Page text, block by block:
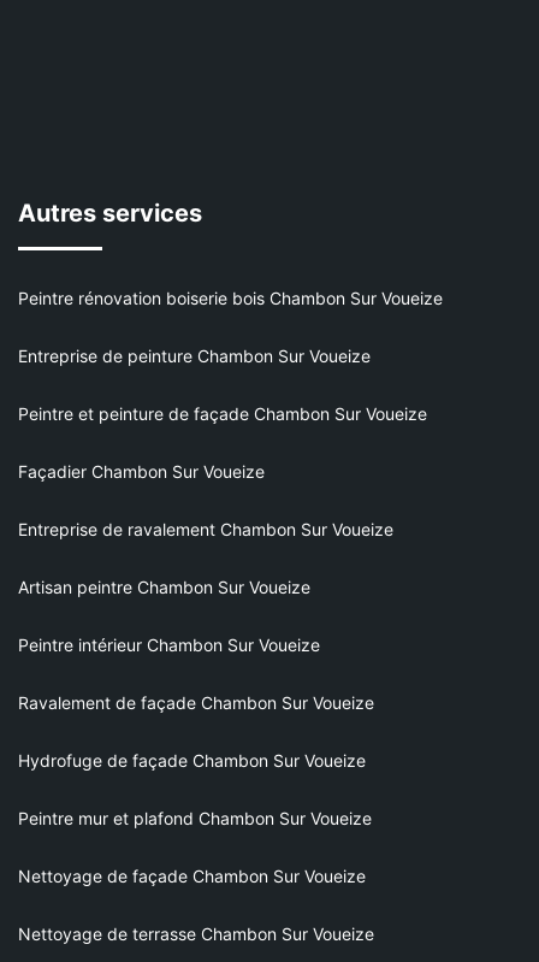
Autres services
Peintre rénovation boiserie bois Chambon Sur Voueize
Entreprise de peinture Chambon Sur Voueize
Peintre et peinture de façade Chambon Sur Voueize
Façadier Chambon Sur Voueize
Entreprise de ravalement Chambon Sur Voueize
Artisan peintre Chambon Sur Voueize
Peintre intérieur Chambon Sur Voueize
Ravalement de façade Chambon Sur Voueize
Hydrofuge de façade Chambon Sur Voueize
Peintre mur et plafond Chambon Sur Voueize
Nettoyage de façade Chambon Sur Voueize
Nettoyage de terrasse Chambon Sur Voueize